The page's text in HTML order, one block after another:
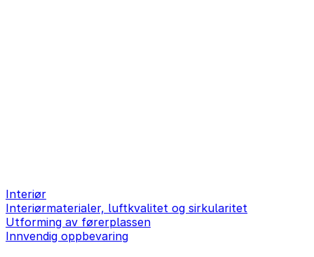
Interiør
Interiørmaterialer, luftkvalitet og sirkularitet
Utforming av førerplassen
Innvendig oppbevaring